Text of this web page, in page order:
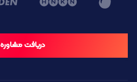
دریافت مشاوره